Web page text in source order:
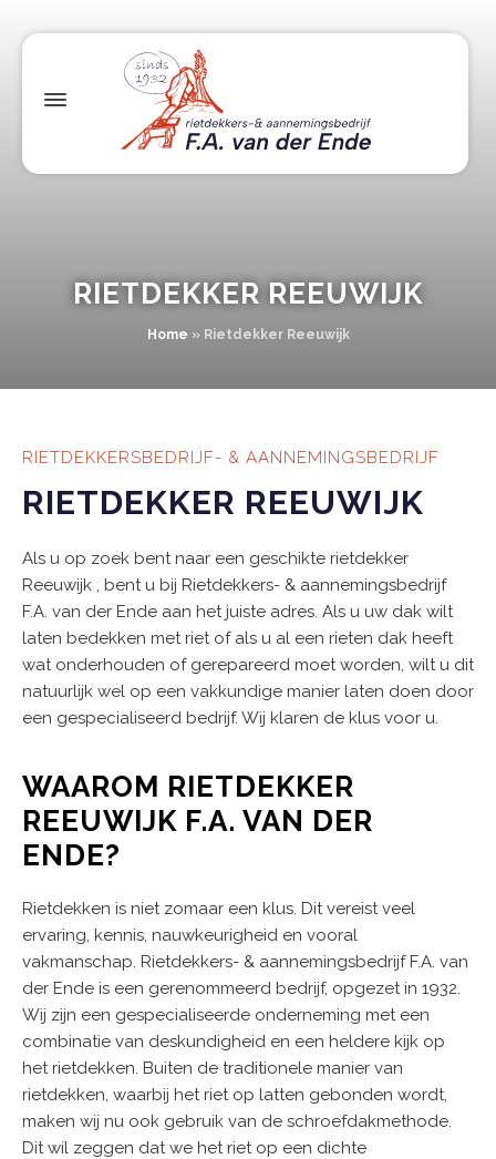
RIETDEKKER REEUWIJK
Home » Rietdekker Reeuwijk
RIETDEKKERSBEDRIJF- & AANNEMINGSBEDRIJF
RIETDEKKER REEUWIJK
Als u op zoek bent naar een geschikte rietdekker
Reeuwijk , bent u bij Rietdekkers- & aannemingsbedrijf
F.A. van der Ende aan het juiste adres. Als u uw dak wilt
laten bedekken met riet of als u al een rieten dak heeft
wat onderhouden of gerepareerd moet worden, wilt u dit
natuurlijk wel op een vakkundige manier laten doen door
een gespecialiseerd bedrijf. Wij klaren de klus voor u.
WAAROM RIETDEKKER
REEUWIJK F.A. VAN DER
ENDE?
Rietdekken is niet zomaar een klus. Dit vereist veel
ervaring, kennis, nauwkeurigheid en vooral
vakmanschap. Rietdekkers- & aannemingsbedrijf F.A. van
der Ende is een gerenommeerd bedrijf, opgezet in 1932.
Wij zijn een gespecialiseerde onderneming met een
combinatie van deskundigheid en een heldere kijk op
het rietdekken. Buiten de traditionele manier van
rietdekken, waarbij het riet op latten gebonden wordt,
maken wij nu ook gebruik van de schroefdakmethode.
Dit wil zeggen dat we het riet op een dichte